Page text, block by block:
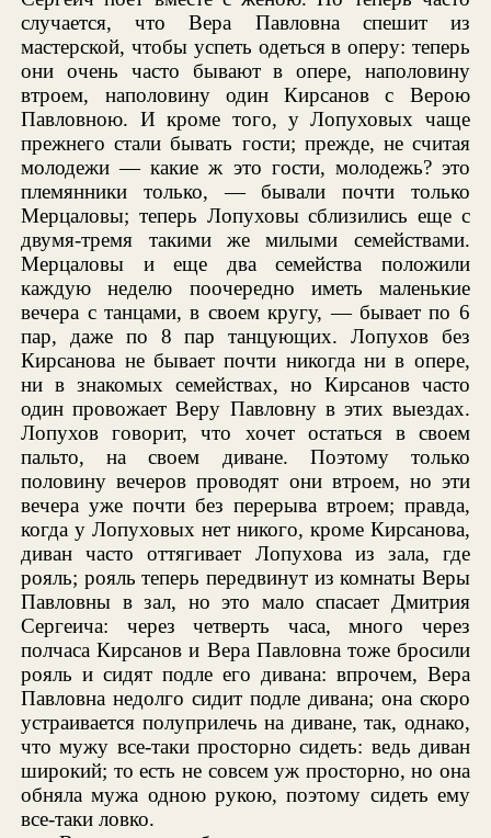
случается, что Вера Павловна спешит из
мастерской, чтобы успеть одеться в оперу: теперь
они очень часто бывают в опере, наполовину
втроем, наполовину один Кирсанов с Верою
Павловною. И кроме того, у Лопуховых чаще
прежнего стали бывать гости; прежде, не считая
молодежи — какие ж это гости, молодежь? это
племянники только, — бывали почти только
Мерцаловы; теперь Лопуховы сблизились еще с
двумя-тремя такими же милыми семействами.
Мерцаловы и еще два семейства положили
каждую неделю поочередно иметь маленькие
вечера с танцами, в своем кругу, — бывает по 6
пар, даже по 8 пар танцующих. Лопухов без
Кирсанова не бывает почти никогда ни в опере,
ни в знакомых семействах, но Кирсанов часто
один провожает Веру Павловну в этих выездах.
Лопухов говорит, что хочет остаться в своем
пальто, на своем диване. Поэтому только
половину вечеров проводят они втроем, но эти
вечера уже почти без перерыва втроем; правда,
когда у Лопуховых нет никого, кроме Кирсанова,
диван часто оттягивает Лопухова из зала, где
рояль; рояль теперь передвинут из комнаты Веры
Павловны в зал, но это мало спасает Дмитрия
Сергеича: через четверть часа, много через
полчаса Кирсанов и Вера Павловна тоже бросили
рояль и сидят подле его дивана: впрочем, Вера
Павловна недолго сидит подле дивана; она скоро
устраивается полуприлечь на диване, так, однако,
что мужу все-таки просторно сидеть: ведь диван
широкий; то есть не совсем уж просторно, но она
обняла мужа одною рукою, поэтому сидеть ему
все-таки ловко.